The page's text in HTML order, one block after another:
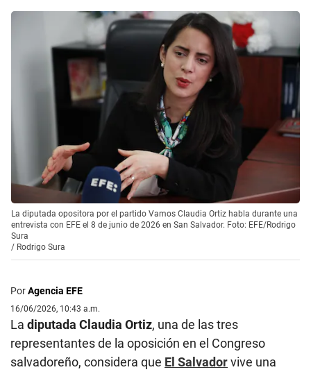
La diputada opositora por el partido Vamos Claudia Ortiz habla durante una
entrevista con EFE el 8 de junio de 2026 en San Salvador. Foto: EFE/Rodrigo
Sura
/ Rodrigo Sura
PorAgencia EFE
16/06/2026, 10:43 a.m.
La diputada Claudia Ortiz, una de las tres
representantes de la oposición en el Congreso
salvadoreño, considera que El Salvadorvive una